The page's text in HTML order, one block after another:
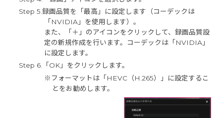
Step 5.録画品質を「最高」に設定します（コーデックは
「NVIDIA」を使用します）。
また、「＋」のアイコンをクリックして、録画品質設
定の新規作成を行います。コーデックは「NVIDIA」
に設定します。
Step 6.「OK」をクリックします。
※フォーマットは「HEVC（H.265）」に設定するこ
とをお勧めします。